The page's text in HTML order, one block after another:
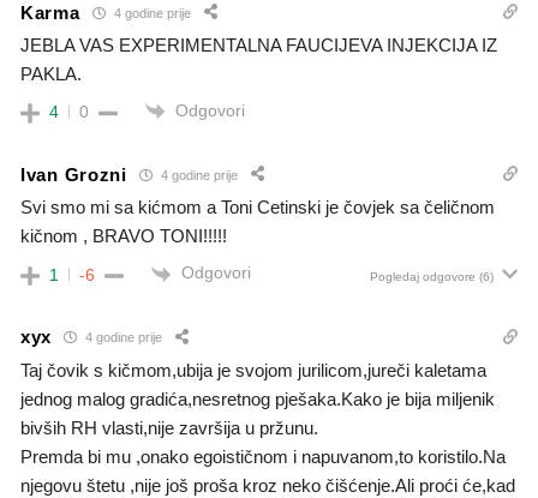
Karma 4 godine prije
JEBLA VAS EXPERIMENTALNA FAUCIJEVA INJEKCIJA IZ
PAKLA.
4 0 Odgovori
Ivan Grozni 4 godine prije
Svi smo mi sa kićmom a Toni Cetinski je čovjek sa čeličnom
kičnom , BRAVO TONI!!!!!
1 -6 Odgovori Pogledaj odgovore (6)
xyx 4 godine prije
Taj čovik s kičmom,ubija je svojom jurilicom,jureči kaletama
jednog malog gradića,nesretnog pješaka.Kako je bija miljenik
bivših RH vlasti,nije završija u pržunu.
Premda bi mu ,onako egoističnom i napuvanom,to koristilo.Na
njegovu štetu ,nije još proša kroz neko čišćenje.Ali proći će,kad